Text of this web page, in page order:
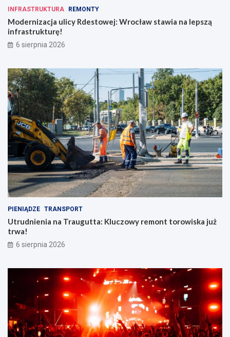
INFRASTRUKTURA REMONTY
Modernizacja ulicy Rdestowej: Wrocław stawia na lepszą
infrastrukturę!
6 sierpnia 2026
PIENIĄDZE TRANSPORT
Utrudnienia na Traugutta: Kluczowy remont torowiska już
trwa!
6 sierpnia 2026